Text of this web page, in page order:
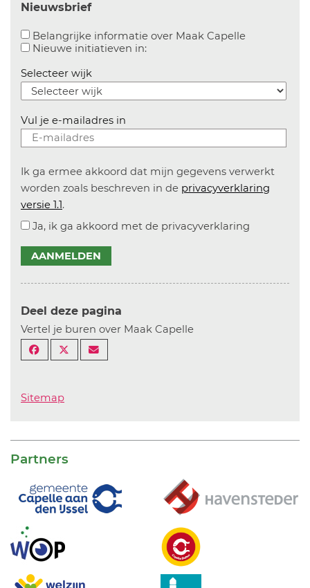
Nieuwsbrief
Belangrijke informatie over Maak CapelleAanvinken
Nieuwe initiatieven in:Aanvinken om informatie over
Selecteer wijk
Vul je e-mailadres in
Ik ga ermee akkoord dat mijn gegevens verwerkt
worden zoals beschreven in de privacyverklaring
versie 1.1.
Ja, ik ga akkoord met de privacyverklaring
AANMELDEN
Deel deze pagina
Vertel je buren over Maak Capelle
Sitemap
Partners